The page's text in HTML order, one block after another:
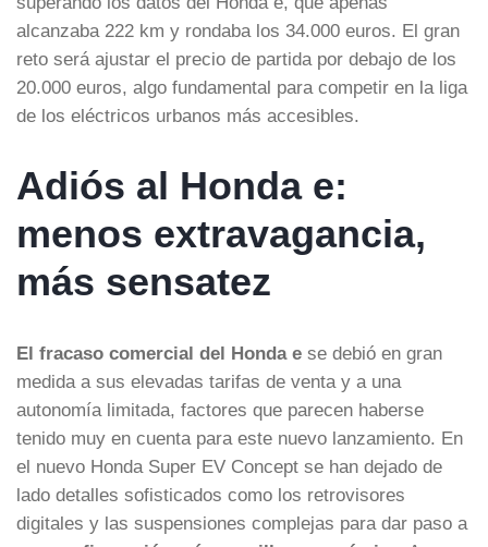
alcanzaba 222 km y rondaba los 34.000 euros. El gran
reto será ajustar el precio de partida por debajo de los
20.000 euros, algo fundamental para competir en la liga
de los eléctricos urbanos más accesibles.
Adiós al Honda e:
menos extravagancia,
más sensatez
El fracaso comercial del Honda e se debió en gran
medida a sus elevadas tarifas de venta y a una
autonomía limitada, factores que parecen haberse
tenido muy en cuenta para este nuevo lanzamiento. En
el nuevo Honda Super EV Concept se han dejado de
lado detalles sofisticados como los retrovisores
digitales y las suspensiones complejas para dar paso a